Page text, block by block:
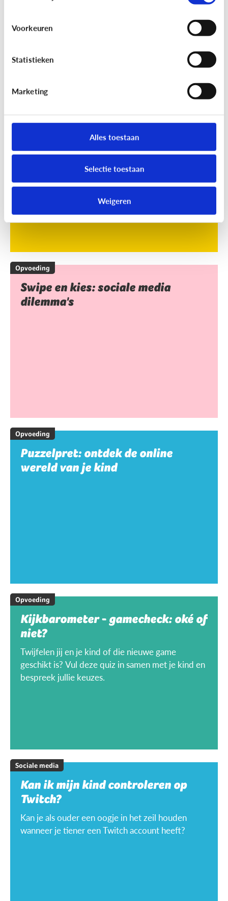
Voorkeuren
Statistieken
Marketing
Alles toestaan
Selectie toestaan
Weigeren
[Online quiz]Waar is schermtijd
Opvoeding
Swipe en kies: sociale media
dilemma's
Opvoeding
Puzzelpret: ontdek de online
wereld van je kind
Opvoeding
Kijkbarometer - gamecheck: oké of
niet?
Twijfelen jij en je kind of die nieuwe game
geschikt is? Vul deze quiz in samen met je kind en
bespreek jullie keuzes.
Sociale media
Kan ik mijn kind controleren op
Twitch?
Kan je als ouder een oogje in het zeil houden
wanneer je tiener een Twitch account heeft?